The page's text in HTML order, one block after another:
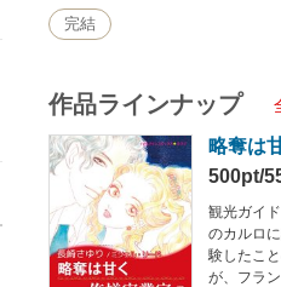
完結
作品ラインナップ
略奪は
500pt/
観光ガイ
のカルロ
験したこ
が、フラ